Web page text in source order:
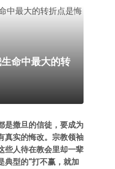
命中最大的转
是撒旦的信徒，要成为
真实的悔改。宗教领袖
些人待在教会里却一辈
典型的“打不赢，就加